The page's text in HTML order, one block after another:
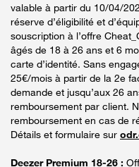
valable à partir du 10/04/
réserve d’éligibilité et
souscription à l’offre
âgés de 18 à 26 ans et 6
carte d’identité. Sans
25€/mois à partir de la 2e
demande et jusqu’aux 26
remboursement par client.
remboursement en cas de
Détails et formulaire sur
Deezer Premium 18-26 :